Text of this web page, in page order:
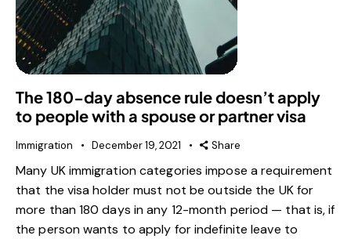
The 180-day absence rule doesn’t apply
to people with a spouse or partner visa
Immigration December 19, 2021 Share
Many UK immigration categories impose a requirement
that the visa holder must not be outside the UK for
more than 180 days in any 12-month period — that is, if
the person wants to apply for indefinite leave to